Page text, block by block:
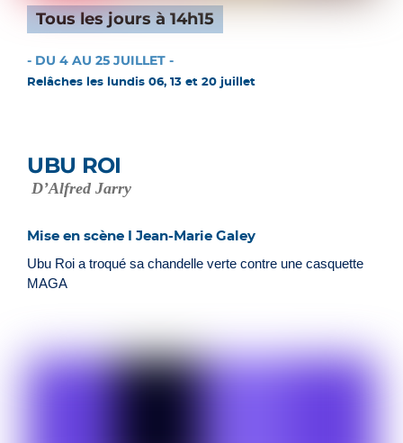
Tous les jours à 14h15
- DU 4 AU 25 JUILLET -
Relâches les lundis 06, 13 et 20 juillet
UBU ROI
D’Alfred Jarry
Mise en scène I Jean-Marie Galey
Ubu Roi a troqué sa chandelle verte contre une casquette
MAGA